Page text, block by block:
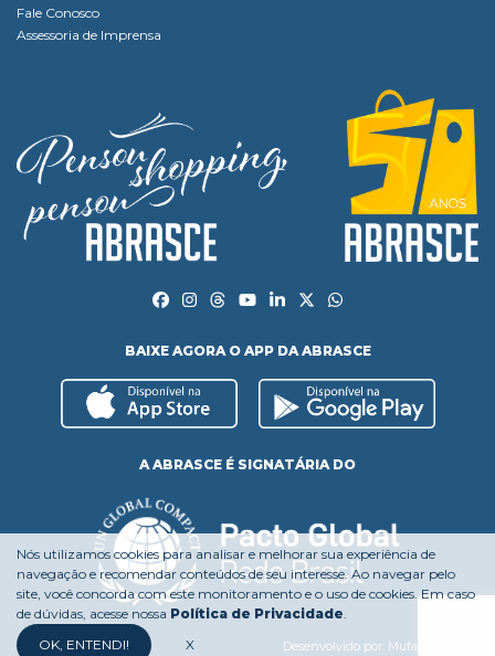
Fale Conosco
Assessoria de Imprensa
BAIXE AGORA O APP DA ABRASCE
A ABRASCE É SIGNATÁRIA DO
Desenvolvido por: Mufasa Agency
Nós utilizamos cookies para analisar e melhorar sua experiência de
navegação e recomendar conteúdos de seu interesse. Ao navegar pelo
site, você concorda com este monitoramento e o uso de cookies. Em caso
de dúvidas, acesse nossa Política de Privacidade.
OK, ENTENDI!
X